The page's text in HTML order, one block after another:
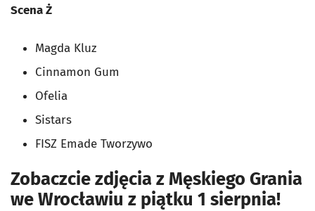
Scena Ż
Magda Kluz
Cinnamon Gum
Ofelia
Sistars
FISZ Emade Tworzywo
Zobaczcie zdjęcia z Męskiego Grania
we Wrocławiu z piątku 1 sierpnia!